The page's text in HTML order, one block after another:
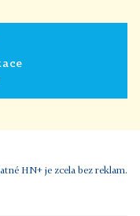
HN+ je zcela bez reklam.